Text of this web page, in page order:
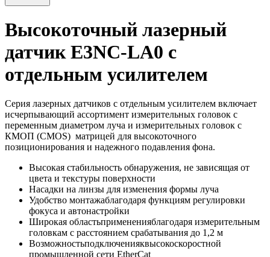
Высокоточный лазерный
датчик E3NC-LA0 с
отдельным усилителем
Серия лазерных датчиков с отдельным усилителем включает
исчерпывающий ассортимент измерительных головок с
переменным диаметром луча и измерительных головок с
КМОП (CMOS) матрицей для высокоточного
позиционирования и надежного подавления фона.
Высокая стабильность обнаружения, не зависящая от
цвета и текстуры поверхности
Насадки на линзы для изменения формы луча
Удобство монтажаблагодаря функциям регулировки
фокуса и автонастройки
Широкая областьпримененияблагодаря измерительным
головкам с расстоянием срабатывания до 1,2 м
Возможностьподключенияквысокоскоростной
промышленной сети EtherCat